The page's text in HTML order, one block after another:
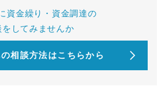
資金繰り・資金調達の
をしてみませんか
相談方法はこちらから